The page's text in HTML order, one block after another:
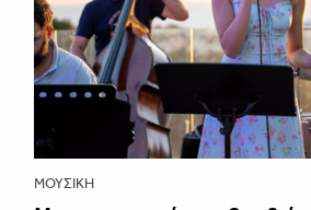
ΜΟΥΣΙΚΉ